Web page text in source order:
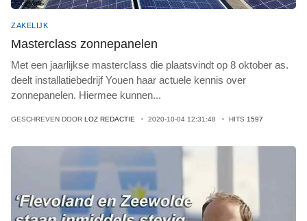
ZAKELIJK
Masterclass zonnepanelen
Met een jaarlijkse masterclass die plaatsvindt op 8 oktober as.
deelt installatiebedrijf Youen haar actuele kennis over
zonnepanelen. Hiermee kunnen...
GESCHREVEN DOOR LOZ REDACTIE 2020-10-04 12:31:48 HITS 1597